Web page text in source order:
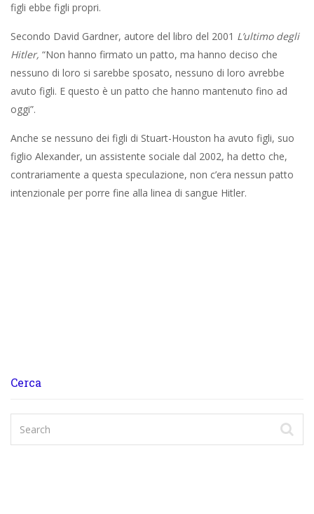
figli ebbe figli propri.
Secondo David Gardner, autore del libro del 2001 L’ultimo degli
Hitler, “Non hanno firmato un patto, ma hanno deciso che
nessuno di loro si sarebbe sposato, nessuno di loro avrebbe
avuto figli. E questo è un patto che hanno mantenuto fino ad
oggi”.
Anche se nessuno dei figli di Stuart-Houston ha avuto figli, suo
figlio Alexander, un assistente sociale dal 2002, ha detto che,
contrariamente a questa speculazione, non c’era nessun patto
intenzionale per porre fine alla linea di sangue Hitler.
Cerca